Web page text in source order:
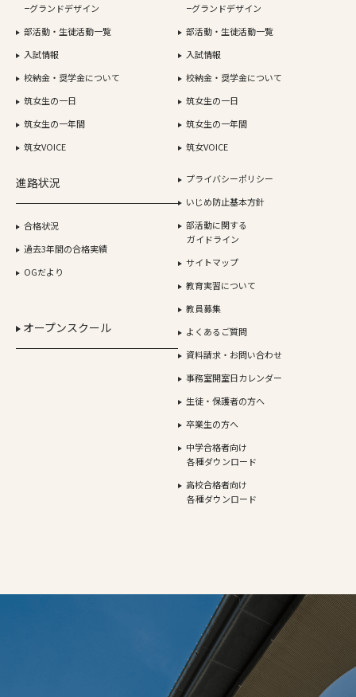
グランドデザイン
部活動・生徒活動一覧
入試情報
校納金・奨学金について
筑女生の一日
筑女生の一年間
筑女VOICE
グランドデザイン
部活動・生徒活動一覧
入試情報
校納金・奨学金について
筑女生の一日
筑女生の一年間
筑女VOICE
進路状況
合格状況
過去3年間の合格実績
OGだより
オープンスクール
プライバシーポリシー
いじめ防止基本方針
部活動に関する
ガイドライン
サイトマップ
教育実習について
教員募集
よくあるご質問
資料請求・お問い合わせ
事務室開室日カレンダー
生徒・保護者の方へ
卒業生の方へ
中学合格者向け
各種ダウンロード
高校合格者向け
各種ダウンロード